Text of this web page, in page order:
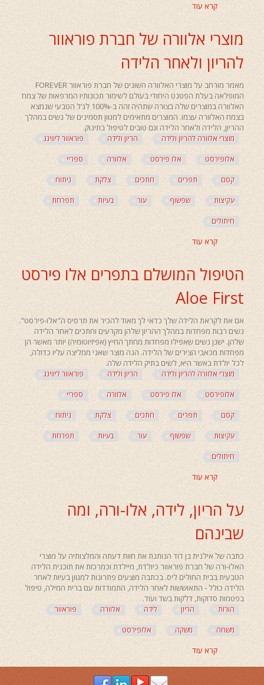
קרא עודאודות
לידה
קיסרית
–
חשיבות
ההכנה
הרגשית
וכלים
להתמודדות
מוצרי אלוורה של חברת פוראוור
להריון ולאחר הלידה
מאמר מורחב על מוצרי האלוורה השונים של חברת פוראוור FOREVER
המופלאה בעלת הפטנט היחודי בעולם לשימור תכונותיו המרפאות של צמח
האלוורה במוצרים שלה בצורה שתהיה זהה ב-100% לג'ל הטבעי שנמצא
בצמח האלוורה עצמו. המוצרים מתאימים למגוון תסמינים של נשים במהלך
ההריון, הלידה ולאחר הלידה וגם טובים לטיפול בתינוק.
מוצרי אלוורה להריון ולידה הריון ולידה פוראוור ליווינג
אלופירסט אלו פירסט אלוורה ספריי
קסם תפרים חתכים צלקת ניתוח
עקיצות שפשוף עור בעיות תפרחת
חיתולים
קרא עודאודות
מוצרי
אלוורה
של
חברת
פוראוור
להריון
ולאחר
הלידה
הטיפול המושלם בתפרים אלו פירסט
Aloe First
אם את לקראת הלידה שלך כדאי לך מאוד להכיר את תרסיס ה"אלו-פירסט".
נשים רבות מפחדות במהלך ההריון שלהן מקרעים וחתכים לאחר הלידה
שלהן. ישנן נשים שאפילו מפחדות מחתך החיץ (אפיזיוטומיה) יותר מאשר הן
מפחדות מכאבי הצירים של הלידה. הנה מוצר שאני ממליצה עליו כדולה,
לכל יולדת באשר היא, לשים בתיק הלידה שלה.
מוצרי אלוורה להריון ולידה הריון ולידה פוראוור ליווינג
אלופירסט אלו פירסט אלוורה ספריי
קסם תפרים חתכים צלקת ניתוח
עקיצות שפשוף עור בעיות תפרחת
חיתולים
קרא עודאודות
הטיפול
המושלם
בתפרים
אלו
פירסט
Aloe
First
על הריון, לידה, אלו-ורה, ומה
שבינהם
כתבה של אילנית בן דוד הנותנת את חוות דעתה והמלצותיה על מוצרי
האלו-ורה של חברת פוראוור כיולדת, מיילדת וכמרכזת את תוכנית הלידה
הטבעית בבית החולים ליס. בכתבה מוצעים פתרונות למגוון בעיות לאחר
הלידה כולל - התאוששות לאחר הלידה, התמודדות עם ברית המילה, טיפול
בפטמות סדוקות, דלקות בשד ועוד.
הורות הריון לידה אלוורה פוראוור
משחה משקה אלופירסט
קרא עודאודות
על